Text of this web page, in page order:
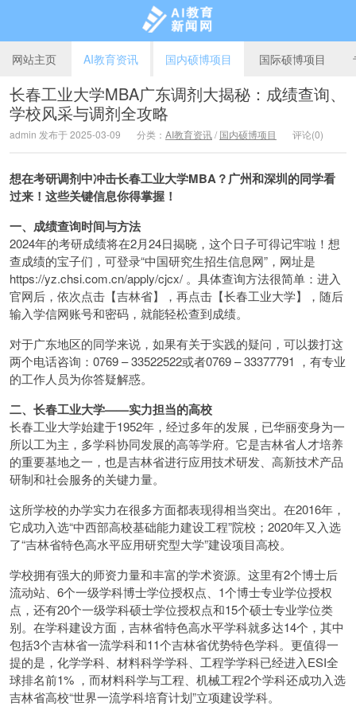
AI教育新闻网
网站主页 AI教育资讯 国内硕博项目 国际硕博项目
长春工业大学MBA广东调剂大揭秘：成绩查询、
学校风采与调剂全攻略
admin 发布于 2025-03-09 分类： AI教育资讯/ 国内硕博项目 评论(0)
想在考研调剂中冲击长春工业大学MBA？广州和深圳的同学看
过来！这些关键信息你得掌握！​
一、成绩查询时间与方法
2024年的考研成绩将在2月24日揭晓，这个日子可得记牢啦！想
查成绩的宝子们，可登录“中国研究生招生信息网”，网址是
https://yz.chsi.com.cn/apply/cjcx/ 。具体查询方法很简单：进入
官网后，依次点击【吉林省】，再点击【长春工业大学】，随后
输入学信网账号和密码，就能轻松查到成绩。
对于广东地区的同学来说，如果有关于实践的疑问，可以拨打这
两个电话咨询：0769 – 33522522或者0769 – 33377791 ，有专业
的工作人员为你答疑解惑。
二、长春工业大学——实力担当的高校
长春工业大学始建于1952年，经过多年的发展，已华丽变身为一
所以工为主，多学科协同发展的高等学府。它是吉林省人才培养
的重要基地之一，也是吉林省进行应用技术研发、高新技术产品
研制和社会服务的关键力量。
这所学校的办学实力在很多方面都表现得相当突出。在2016年，
它成功入选“中西部高校基础能力建设工程”院校；2020年又入选
了“吉林省特色高水平应用研究型大学”建设项目高校。
学校拥有强大的师资力量和丰富的学术资源。这里有2个博士后
流动站、6个一级学科博士学位授权点、1个博士专业学位授权
点，还有20个一级学科硕士学位授权点和15个硕士专业学位类
别。在学科建设方面，吉林省特色高水平学科就多达14个，其中
包括3个吉林省一流学科和11个吉林省优势特色学科。更值得一
提的是，化学学科、材料科学学科、工程学学科已经进入ESI全
球排名前1% ，而材料科学与工程、机械工程2个学科还成功入选
吉林省高校“世界一流学科培育计划”立项建设学科。